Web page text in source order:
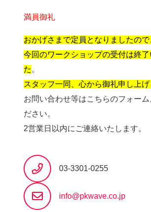
満員御礼
おかげさまで定員となりましたので
今回のワークショップの受付は終了
た 。
スタッフ一同、心から御礼申し上げ
お問い合わせ等はこちらのフォーム
ださい。
2営業日以内にご連絡いたします。
03-3301-0255
info@pkwave.co.jp